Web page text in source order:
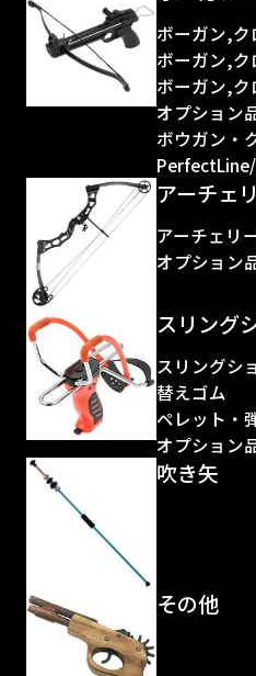
ボーガン,ク
ボーガン,ク
ボーガン,ク
オプション
ボウガン・
アーチェ
アーチェリ
オプション
スリング
スリングシ
替えゴム
ペレット・
オプション
吹き矢
その他